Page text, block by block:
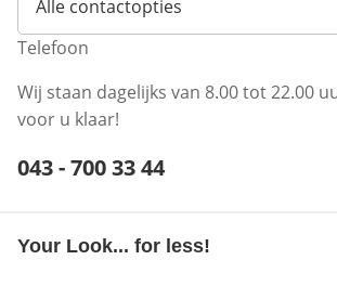
Alle contactopties
Telefoon
Wij staan dagelijks van 8.00 tot 22.00
voor u klaar!
Telefoonnummer:
043 - 700 33 44
Your Look... for less!